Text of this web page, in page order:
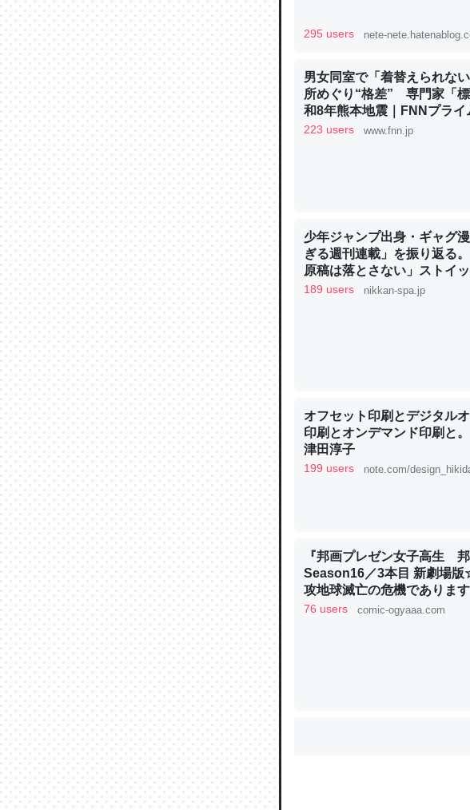
の600分の1程度。
─ニュース :: 【研究発表】昆虫学の
論文では「淡水はカルシウム
チンを強化してる筈だが、酵
─ニュース :: 【研究発表】昆虫学の
これを元に考えるとカルシウ
─ニュース :: 【研究発表】昆虫学
ウチもEchoを実家に置いて
れ見て生きてるなって分かる。
─たまにLINEするくらいだった遠
た｜tayorini by LIFULL介護
ちょうど同じ理由でEcho
を実質100倍以上に伸ばす効
295 users nete-
男女同室で「着替えられな
所めぐり“格差” 専門家「
和8年熊本地震｜FNNプライ
223 users www.fnn.jp
少年ジャンプ出身・ギャグ
ぎる週刊連載」を振り返る
原稿は落とさない」ストイ
189 users nikkan-spa.jp
オフセット印刷とデジタル
印刷とオンデマンド印刷と
津田淳子
199 users note.com/
『邦画プレゼン女子高生 邦
Season16／3本目 新劇場
攻地球滅亡の危機でありま
OGYAAA!!
76 users comic-ogyaaa.com